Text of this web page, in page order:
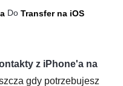
Do Transfer na iOS
z iPhone'a na
gdy potrzebujesz